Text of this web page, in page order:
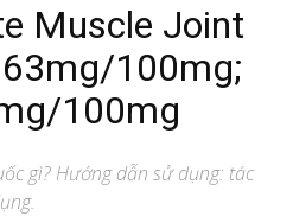
Muscle Joint
100mg;
100mg
gì? Hướng dẫn sử dụng: tác